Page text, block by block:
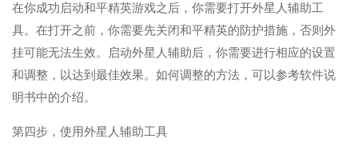
在你成功启动和平精英游戏之后，你需要打开外星人辅助工
具。在打开之前，你需要先关闭和平精英的防护措施，否则外
挂可能无法生效。启动外星人辅助后，你需要进行相应的设置
和调整，以达到最佳效果。如何调整的方法，可以参考软件说
明书中的介绍。
第四步，使用外星人辅助工具